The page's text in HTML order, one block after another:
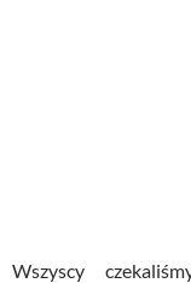
Wszyscy